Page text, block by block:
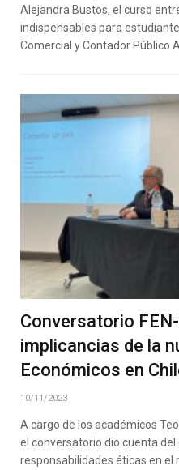
Alejandra Bustos, el curso
indispensables para
Comercial y Contador Público
Conversatorio
implicancias de la
Económicos en
10/11/2023
A cargo de los académicos
el conversatorio dio cuenta
responsabilidades éticas en el